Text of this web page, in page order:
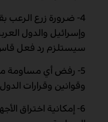
4- ضرورة زرع الرعب
وإسرائيل والدول
سيستلزم رد فعل
5-
رفض أي مساومة مع
وقوانين وقرارات
6-
إمكانية اختراق